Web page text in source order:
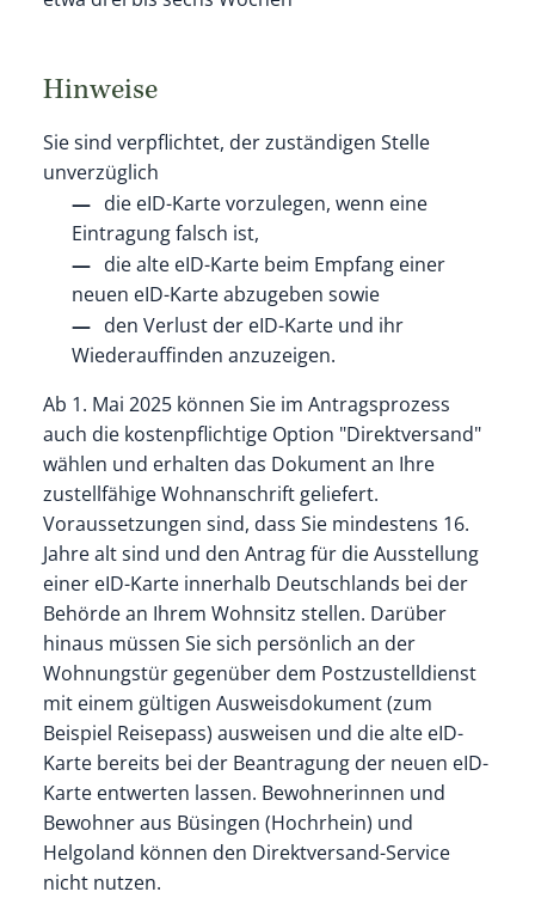
Hinweise
Sie sind verpflichtet, der zuständigen Stelle
unverzüglich
die eID-Karte vorzulegen, wenn eine
Eintragung falsch ist,
die alte eID-Karte beim Empfang einer
neuen eID-Karte abzugeben sowie
den Verlust der eID-Karte und ihr
Wiederauffinden anzuzeigen.
Ab 1. Mai 2025 können Sie im Antragsprozess
auch die kostenpflichtige Option "Direktversand"
wählen und erhalten das Dokument an Ihre
zustellfähige Wohnanschrift geliefert.
Voraussetzungen sind, dass Sie mindestens 16.
Jahre alt sind und den Antrag für die Ausstellung
einer eID-Karte innerhalb Deutschlands bei der
Behörde an Ihrem Wohnsitz stellen. Darüber
hinaus müssen Sie sich persönlich an der
Wohnungstür gegenüber dem Postzustelldienst
mit einem gültigen Ausweisdokument (zum
Beispiel Reisepass) ausweisen und die alte eID-
Karte bereits bei der Beantragung der neuen eID-
Karte entwerten lassen. Bewohnerinnen und
Bewohner aus Büsingen (Hochrhein) und
Helgoland können den Direktversand-Service
nicht nutzen.